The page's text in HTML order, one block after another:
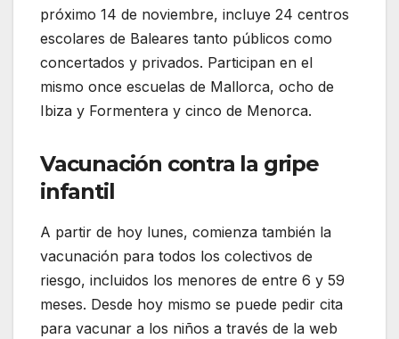
próximo 14 de noviembre, incluye 24 centros
escolares de Baleares tanto públicos como
concertados y privados. Participan en el
mismo once escuelas de Mallorca, ocho de
Ibiza y Formentera y cinco de Menorca.
Vacunación contra la gripe
infantil
A partir de hoy lunes, comienza también la
vacunación para todos los colectivos de
riesgo, incluidos los menores de entre 6 y 59
meses. Desde hoy mismo se puede pedir cita
para vacunar a los niños a través de la web